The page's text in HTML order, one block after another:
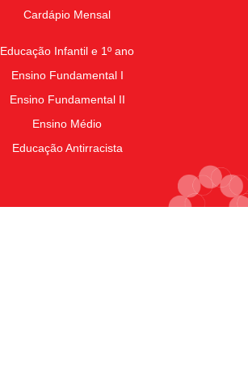
Cardápio Mensal
Educação Infantil e 1º ano
Ensino Fundamental I
Ensino Fundamental II
Ensino Médio
Educação Antirracista